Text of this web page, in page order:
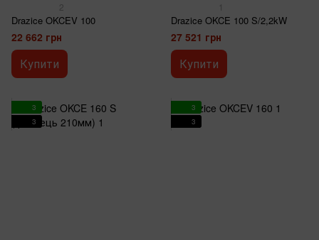
2
Drazice OKCEV 100
22 662 грн
Купити
1
Drazice OKCE 100 S/2,2kW
27 521 грн
Купити
3
3
3
3